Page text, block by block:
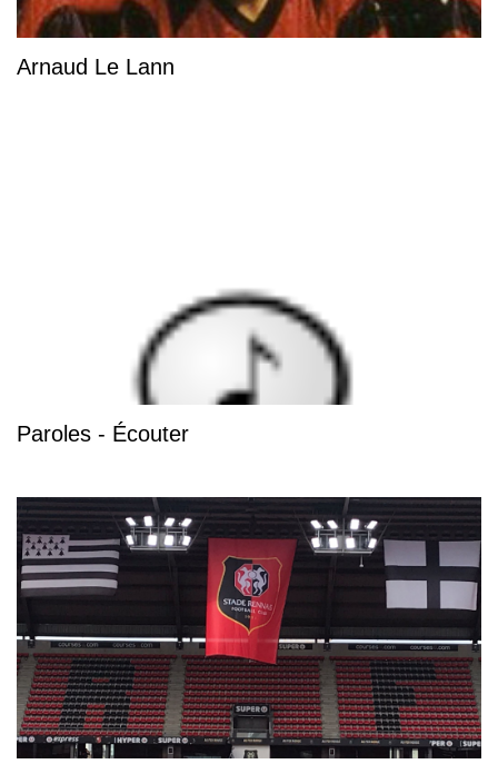
Arnaud Le Lann
Paroles - Écouter